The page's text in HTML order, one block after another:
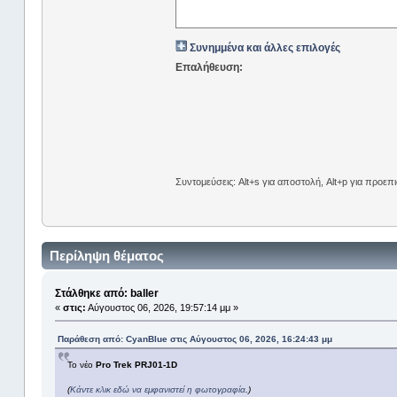
Συνημμένα και άλλες επιλογές
Επαλήθευση:
Συντομεύσεις: Alt+s για αποστολή, Alt+p για
Περίληψη θέματος
Στάλθηκε από: baller
« στις: Αύγουστος 06, 2026, 19:57:14 μμ »
Παράθεση από: CyanBlue στις Αύγουστος 06, 2026, 16:24:43 μμ
To νέο Pro Trek PRJ01-1D
(Κάντε κλικ εδώ να εμφανιστεί η φωτογραφία.)